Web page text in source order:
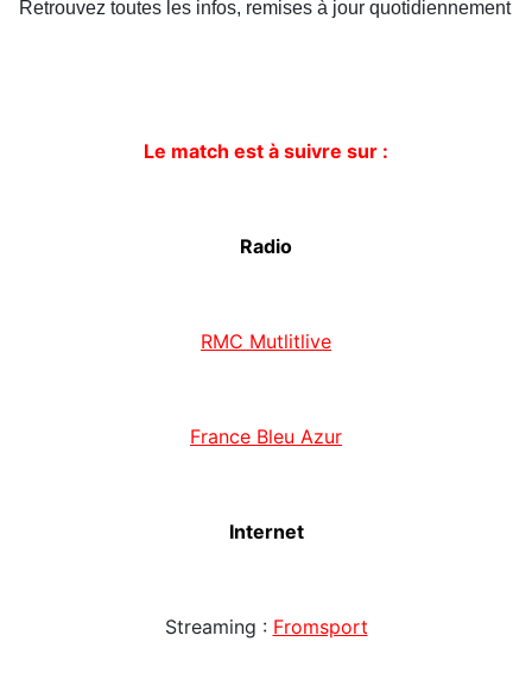
Retrouvez toutes les infos, remises à jour quotidiennement
Le match est à suivre sur :
Radio
RMC Mutlitlive
France Bleu Azur
Internet
Streaming : Fromsport